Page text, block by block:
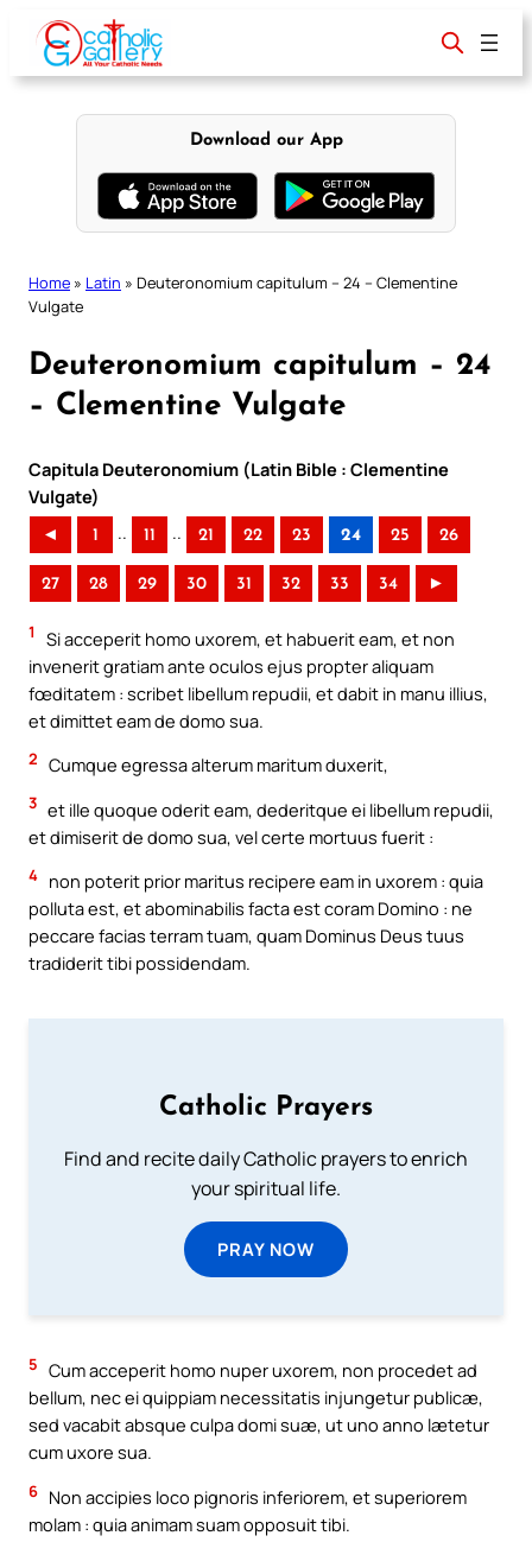
content
Download our App
Home » Latin » Deuteronomium capitulum – 24 – Clementine
Vulgate
Deuteronomium capitulum – 24
– Clementine Vulgate
Capitula Deuteronomium (Latin Bible : Clementine
Vulgate)
◄ 1 .. 11 .. 21 22 23 24 25 26
27 28 29 30 31 32 33 34 ►
1
Si acceperit homo uxorem, et habuerit eam, et non
invenerit gratiam ante oculos ejus propter aliquam
fœditatem : scribet libellum repudii, et dabit in manu illius,
et dimittet eam de domo sua.
2 Cumque egressa alterum maritum duxerit,
3 et ille quoque oderit eam, dederitque ei libellum repudii,
et dimiserit de domo sua, vel certe mortuus fuerit :
4 non poterit prior maritus recipere eam in uxorem : quia
polluta est, et abominabilis facta est coram Domino : ne
peccare facias terram tuam, quam Dominus Deus tuus
tradiderit tibi possidendam.
Catholic Prayers
Find and recite daily Catholic prayers to enrich
your spiritual life.
PRAY NOW
5 Cum acceperit homo nuper uxorem, non procedet ad
bellum, nec ei quippiam necessitatis injungetur publicæ,
sed vacabit absque culpa domi suæ, ut uno anno lætetur
cum uxore sua.
6 Non accipies loco pignoris inferiorem, et superiorem
molam : quia animam suam opposuit tibi.